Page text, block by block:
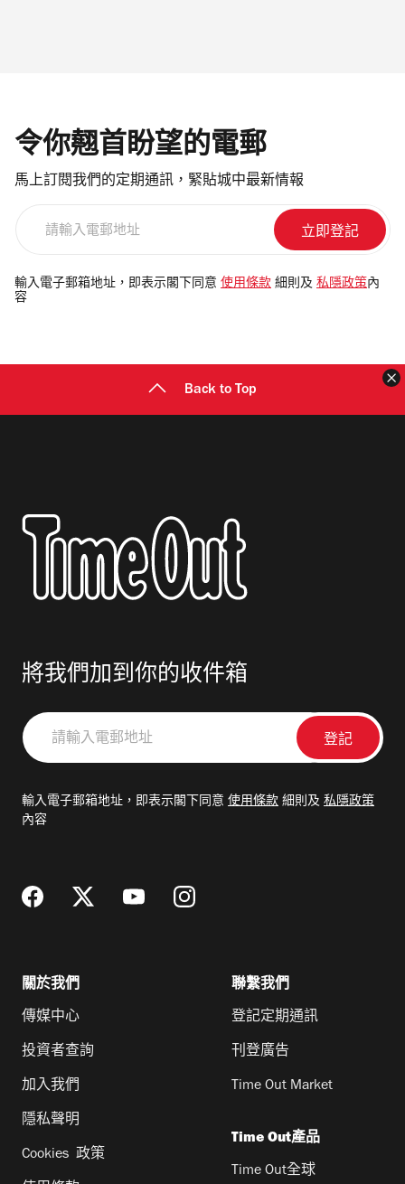
令你翹首盼望的電郵
馬上訂閱我們的定期通訊，緊貼城中最新情報
電
郵
輸入電子郵箱地址，即表示閣下同意 使用條款 細則及 私隱政策 內
容
Back to Top
將我們加到你的收件箱
請
輸
郵
輸入電子郵箱地址，即表示閣下同意 使用條款 細則及 私隱政策
內容
關於我們
傳媒中心
投資者查詢
加入我們
隱私聲明
Cookies 政策
聯繫我們
登記定期通訊
刊登廣告
Time Out Market
Time Out產品
Time Out全球